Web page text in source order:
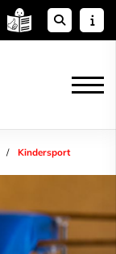
Kindersport